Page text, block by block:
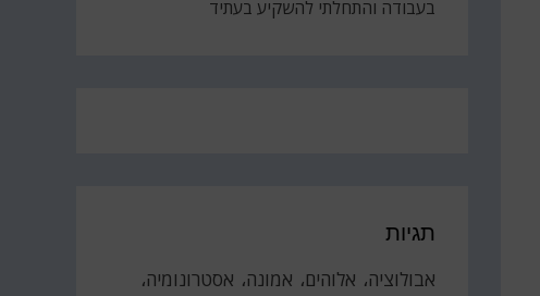
בעבודה והתחלתי להשקיע בעתיד
תגיות
אבולוציה אלוהים אמונה
אסטרונומיה